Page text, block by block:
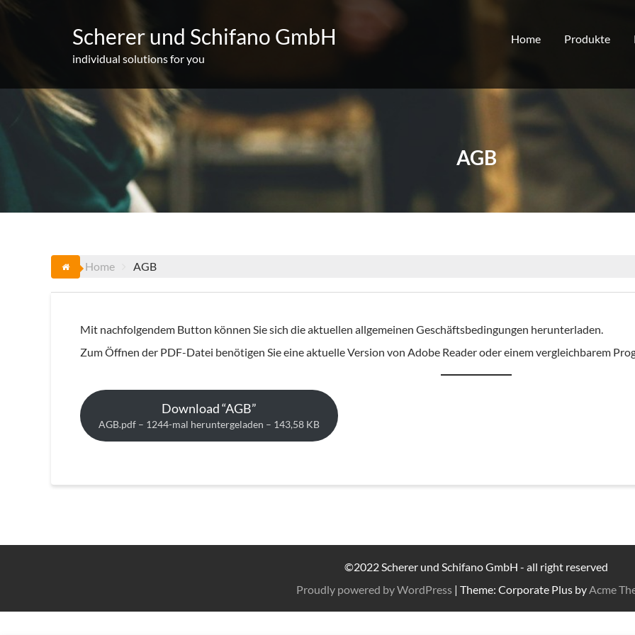
Scherer und Schifano GmbH
individual solutions for you
Home Produkte
AGB
Home AGB
Mit nachfolgendem Button können Sie sich die aktuellen allgemeinen Geschäftsbedingungen herunterladen.
Zum Öffnen der PDF-Datei benötigen Sie eine aktuelle Version von Adobe Reader oder einem vergleichbarem
Download “AGB”
AGB.pdf – 1244-mal heruntergeladen – 143,58 KB
©2022 Scherer und Schifano GmbH - all right reserved
Proudly powered by WordPress | Theme: Corporate Plus byAcme